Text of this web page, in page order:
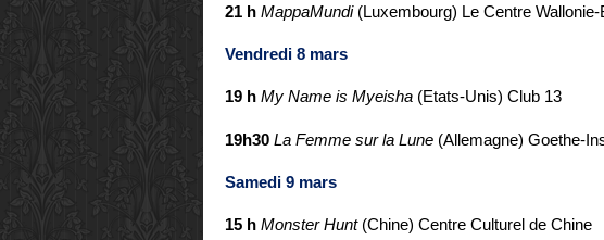
21 h MappaMundi (Luxembourg) Le Centre
Vendredi 8 mars
19 h My Name is Myeisha (Etats-Unis) Club 13
19h30 La Femme sur la Lune (Allemagne) Goethe-
Samedi 9 mars
15 h Monster Hunt (Chine) Centre Culturel de Chine